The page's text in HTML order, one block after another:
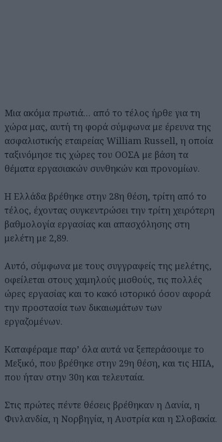
Μια ακόμα πρωτιά… από το τέλος ήρθε για τη
χώρα μας, αυτή τη φορά σύμφωνα με έρευνα της
ασφαλιστικής εταιρείας William Russell, η οποία
ταξινόμησε τις χώρες του ΟΟΣΑ με βάση τα
θέματα εργασιακών συνθηκών και προνομίων.
Η Ελλάδα βρέθηκε στην 28η θέση, τρίτη από το
τέλος, έχοντας συγκεντρώσει την τρίτη χειρότερη
βαθμολογία εργασίας και απασχόλησης στη
μελέτη με 2,89.
Αυτό, σύμφωνα με τους συγγραφείς της μελέτης,
οφείλεται στους χαμηλούς μισθούς, τις πολλές
ώρες εργασίας και το κακό ιστορικό όσον αφορά
την προστασία των δικαιωμάτων των
εργαζομένων.
Καταφέραμε παρ’ όλα αυτά να ξεπεράσουμε το
Μεξικό, που βρέθηκε στην 29η θέση, και τις ΗΠΑ,
που ήταν στην 30η και τελευταία.
Στις πρώτες πέντε θέσεις βρέθηκαν η Δανία, η
Φινλανδία, η Νορβηγία, η Αυστρία και η Σλοβακία.